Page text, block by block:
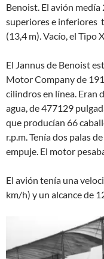
Benoist. El avión medía
superiores e inferiores
(13,4 m). Vacío, el Tipo
El Jannus de Benoist
Motor Company de
cilindros en línea. Eran
agua, de 477129
que producían 66
r.p.m. Tenía dos palas
empuje. El motor
El avión tenía una
km/h) y un alcance de